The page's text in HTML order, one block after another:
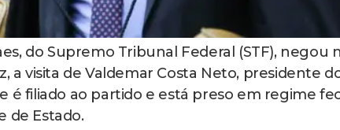
do Supremo Tribunal Federal (STF), negou
a visita de Valdemar Costa Neto, presidente
é filiado ao partido e está preso em regime
de Estado.